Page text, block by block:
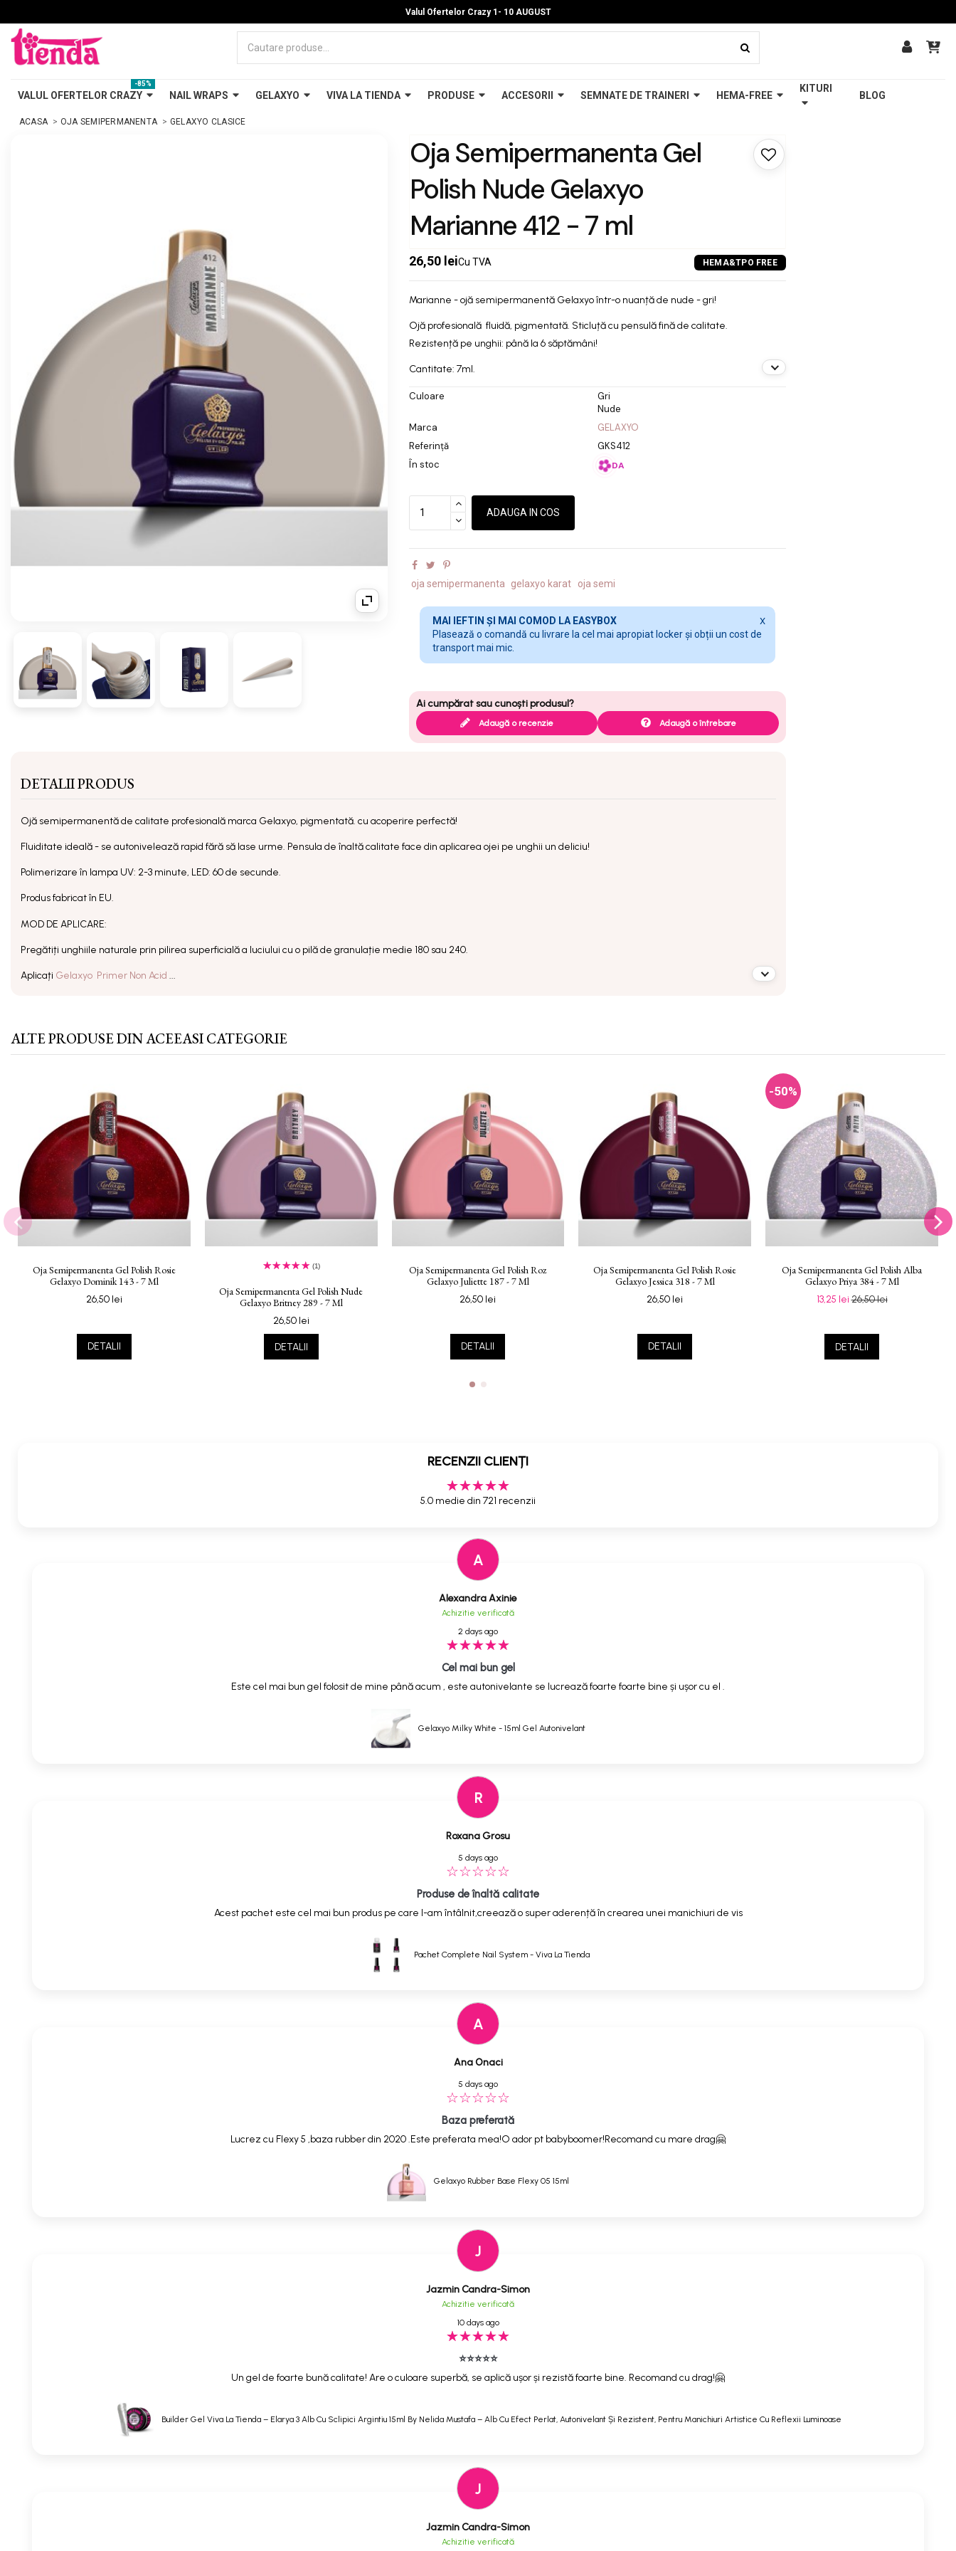
Valul Ofertelor Crazy 1- 10 AUGUST
VALUL OFERTELOR CRAZY
-85%
NAIL WRAPS GELAXYO VIVA LA TIENDA PRODUSE ACCESORII SEMNATE DE TRAINERI HEMA-FREE
KITURI
BLOG
ACASA OJA SEMIPERMANENTA GELAXYO CLASICE
Oja Semipermanenta Gel
Polish Nude Gelaxyo
Marianne 412 - 7 ml
26,50 leiCu TVA
Marianne - ojă semipermanentă Gelaxyo într-o nuanță de nude - gri!
Ojă profesională fluidă, pigmentată. Sticluță cu pensulă fină de calitate.
Rezistență pe unghii: până la 6 săptămâni!
Cantitate: 7ml.
Culoare
Gri
Nude
Marca
GELAXYO
Referință
GKS412
În stoc
DA
ADAUGA IN COS
oja semipermanenta gelaxyo karat oja semi
MAI IEFTIN ȘI MAI COMOD LA EASYBOX
Plasează o comandă cu livrare la cel mai apropiat locker și obții un cost de
transport mai mic.
X
Adaugă o recenzie Adaugă o întrebare
DETALII PRODUS
Ojă semipermanentăde calitate profesională marca Gelaxyo, pigmentată. cu acoperire perfectă!
Fluiditate ideală - se autonivelează rapid fără să lase urme. Pensula de înaltă calitate face din aplicarea ojei pe unghii un deliciu!
Polimerizare în lampa UV: 2-3 minute, LED: 60 de secunde.
Produs fabricat în EU.
MOD DE APLICARE:
Pregătiți unghiile naturale prin pilirea superficială a luciului cu o pilă de granulație medie 180 sau 240.
Aplicați Gelaxyo Primer Non Acid ...
ALTE PRODUSE DIN ACEEASI CATEGORIE
Oja Semipermanenta Gel Polish Rosie
Gelaxyo Dominik 143 - 7 Ml
26,50 lei
DETALII
(1)
Oja Semipermanenta Gel Polish Nude
Gelaxyo Britney 289 - 7 Ml
26,50 lei
DETALII
Oja Semipermanenta Gel Polish Roz
Gelaxyo Juliette 187 - 7 Ml
26,50 lei
DETALII
Oja Semipermanenta Gel Polish Rosie
Gelaxyo Jessica 318 - 7 Ml
26,50 lei
DETALII
-50%
Oja Semipermanenta Gel Polish Alba
Gelaxyo Priya 384 - 7 Ml
13,25 lei26,50 lei
DETALII
RECENZII CLIENȚI
5.0 medie din 721 recenzii
A
Alexandra Axinie
Achizitie verificată
2 days ago
Cel mai bun gel
Este cel mai bun gel folosit de mine până acum , este autonivelante se lucrează foarte foarte bine și ușor cu el .
Gelaxyo Milky White - 15ml Gel Autonivelant
R
Roxana Grosu
5 days ago
Produse de înaltă calitate
Acest pachet este cel mai bun produs pe care l-am întâlnit,creează o super aderență în crearea unei manichiuri de vis
Pachet Complete Nail System - Viva La Tienda
A
Ana Onaci
5 days ago
Baza preferată
Lucrez cu Flexy 5 ,baza rubber din 2020 .Este preferata mea!O ador pt babyboomer!Recomand cu mare drag🤗
Gelaxyo Rubber Base Flexy 05 15ml
J
Jazmin Candra-Simon
Achizitie verificată
10 days ago
⭐⭐⭐⭐⭐
Un gel de foarte bună calitate! Are o culoare superbă, se aplică ușor și rezistă foarte bine. Recomand cu drag!🤗
Builder Gel Viva La Tienda – Elarya 3 Alb Cu Sclipici Argintiu 15ml By Nelida Mustafa – Alb Cu Efect Perlat, Autonivelant Și Rezistent, Pentru Manichiuri Artistice Cu Reflexii Luminoase
J
Jazmin Candra-Simon
Achizitie verificată